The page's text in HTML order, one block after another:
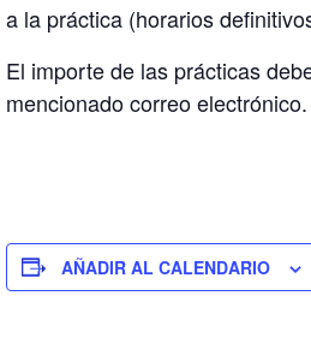
a la práctica (horarios
El importe de las prácticas
mencionado correo
AÑADIR AL CALENDARIO